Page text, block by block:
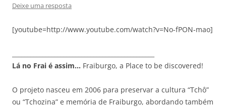
Deixe uma resposta
[youtube=http://www.youtube.com/watch?v=No-fPON-mao]
Lá no Frai é assim… Fraiburgo, a Place to be discovered!
O projeto nasceu em 2006 para preservar a cultura “Tchô”
ou “Tchozina” e memória de Fraiburgo, abordando também